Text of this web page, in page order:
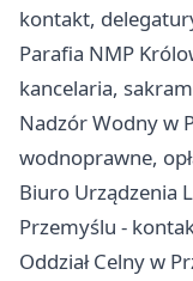
kontakt,
Parafia NMP
kancelaria,
Nadzór Wodny w
wodnoprawne,
Biuro Urządzenia
Przemyślu -
Oddział Celny w